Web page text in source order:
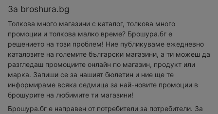
За broshura.bg
Толкова много магазини с каталог, толкова много
промоции и толкова малко време? Брошура.бг е
решението на този проблем! Ние публикуваме ежедневно
каталозите на големите български магазини, а ти можеш да
разгледаш промоциите онлайн по магазин, продукт или
марка. Запиши се за нашият бюлетин и ние ще те
информираме всяка седмица за най-новите промоции в
брошурите на любимите ти магазини!
Брошура.бг е направен от потребители за потребители. За